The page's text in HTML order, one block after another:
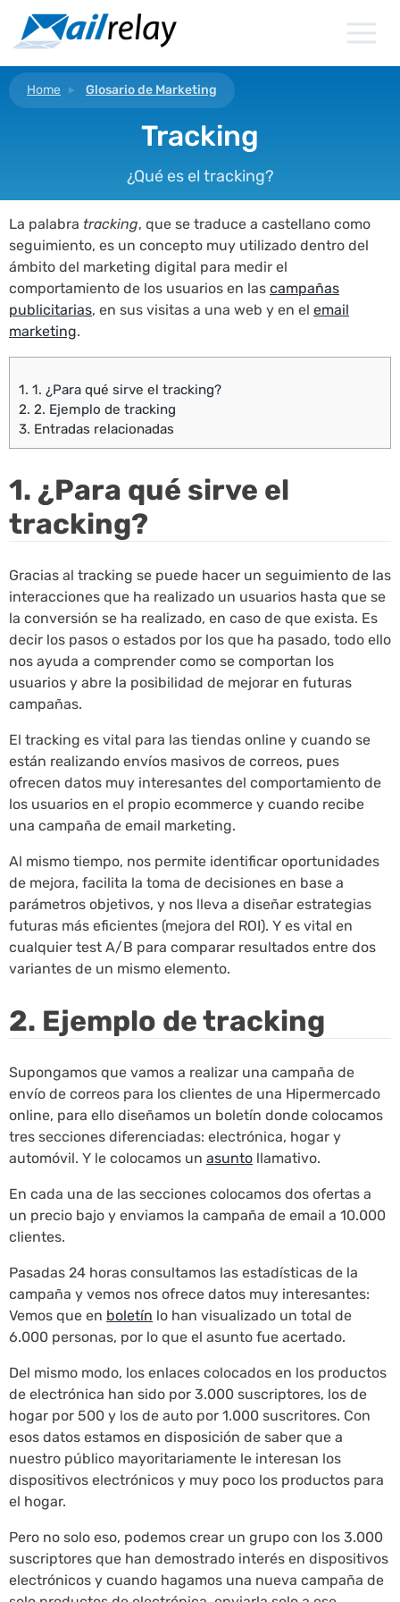
contenido
Home Glosario de Marketing
Tracking
¿Qué es el tracking?
La palabra tracking, que se traduce a castellano como
seguimiento, es un concepto muy utilizado dentro del
ámbito del marketing digital para medir el
comportamiento de los usuarios en las campañas
publicitarias, en sus visitas a una web y en el email
marketing.
1. 1. ¿Para qué sirve el tracking?
2. 2. Ejemplo de tracking
3. Entradas relacionadas
1. ¿Para qué sirve el
tracking?
Gracias al tracking se puede hacer un seguimiento de las
interacciones que ha realizado un usuarios hasta que se
la conversión se ha realizado, en caso de que exista. Es
decir los pasos o estados por los que ha pasado, todo ello
nos ayuda a comprender como se comportan los
usuarios y abre la posibilidad de mejorar en futuras
campañas.
El tracking es vital para las tiendas online y cuando se
están realizando envíos masivos de correos, pues
ofrecen datos muy interesantes del comportamiento de
los usuarios en el propio ecommerce y cuando recibe
una campaña de email marketing.
Al mismo tiempo, nos permite identificar oportunidades
de mejora, facilita la toma de decisiones en base a
parámetros objetivos, y nos lleva a diseñar estrategias
futuras más eficientes (mejora del ROI). Y es vital en
cualquier test A/B para comparar resultados entre dos
variantes de un mismo elemento.
2. Ejemplo de tracking
Supongamos que vamos a realizar una campaña de
envío de correos para los clientes de una Hipermercado
online, para ello diseñamos un boletín donde colocamos
tres secciones diferenciadas: electrónica, hogar y
automóvil. Y le colocamos un asunto llamativo.
En cada una de las secciones colocamos dos ofertas a
un precio bajo y enviamos la campaña de email a 10.000
clientes.
Pasadas 24 horas consultamos las estadísticas de la
campaña y vemos nos ofrece datos muy interesantes:
Vemos que en boletín lo han visualizado un total de
6.000 personas, por lo que el asunto fue acertado.
Del mismo modo, los enlaces colocados en los productos
de electrónica han sido por 3.000 suscriptores, los de
hogar por 500 y los de auto por 1.000 suscritores. Con
esos datos estamos en disposición de saber que a
nuestro público mayoritariamente le interesan los
dispositivos electrónicos y muy poco los productos para
el hogar.
Pero no solo eso, podemos crear un grupo con los 3.000
suscriptores que han demostrado interés en dispositivos
electrónicos y cuando hagamos una nueva campaña de